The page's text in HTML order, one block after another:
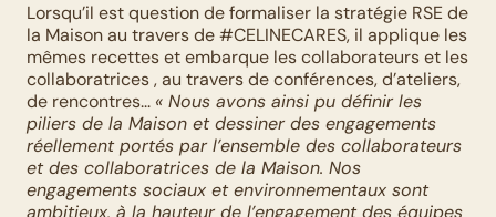
Lorsqu’il est question de formaliser la stratégie RSE de
la Maison au travers de #CELINECARES, il applique les
mêmes recettes et embarque les collaborateurs et les
collaboratrices , au travers de conférences, d’ateliers,
de rencontres... « Nous avons ainsi pu définir les
piliers de la Maison et dessiner des engagements
réellement portés par l’ensemble des collaborateurs
et des collaboratrices de la Maison. Nos
engagements sociaux et environnementaux sont
ambitieux, à la hauteur de l’engagement des équipes